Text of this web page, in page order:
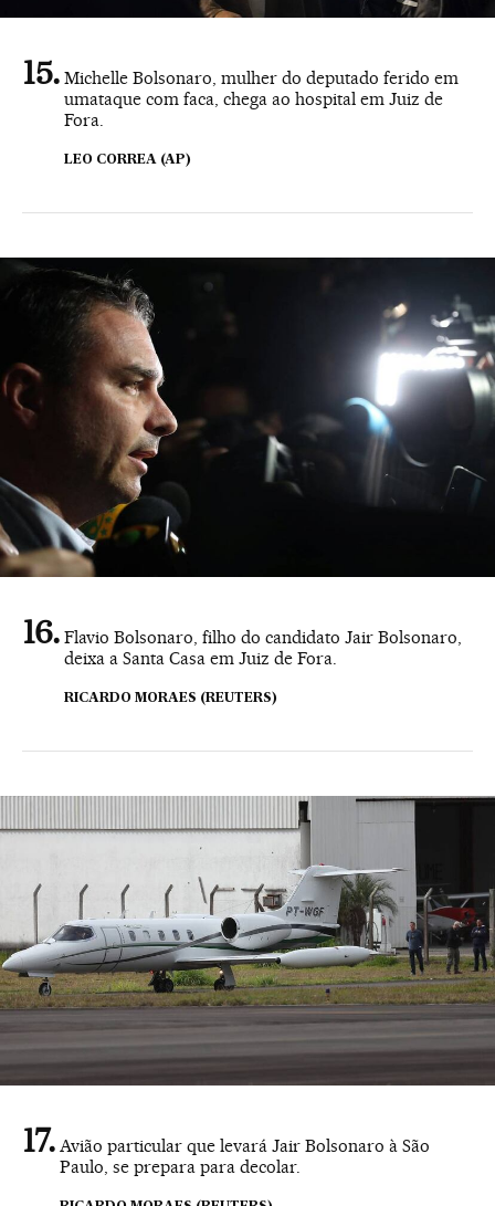
Michelle Bolsonaro, mulher do deputado ferido em
umataque com faca, chega ao hospital em Juiz de
Fora.
LEO CORREA (AP)
Flavio Bolsonaro, filho do candidato Jair Bolsonaro,
deixa a Santa Casa em Juiz de Fora.
RICARDO MORAES (REUTERS)
Avião particular que levará Jair Bolsonaro à São
Paulo, se prepara para decolar.